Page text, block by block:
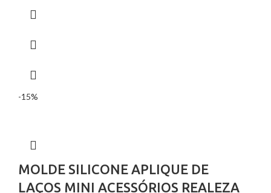
-15%
MOLDE SILICONE APLIQUE DE
LAÇOS MINI ACESSÓRIOS REALEZA